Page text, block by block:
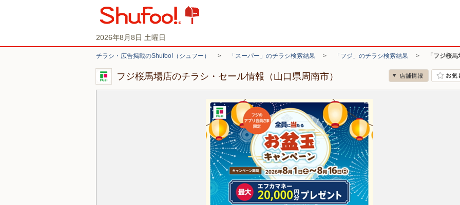
2026年8月8日 土曜日
チラシ・広告掲載のShufoo!（シュフー） > 「スーパー」のチラシ検索結果 > 「フジ」のチラシ検索結果 > 「フジ桜
フジ桜馬場店のチラシ・セール情報（山口県周南市）